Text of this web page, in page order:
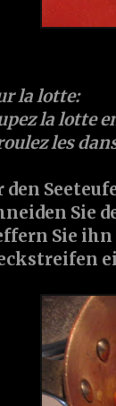
la lotte:
la lotte
les
den
Sie
Sie ihn